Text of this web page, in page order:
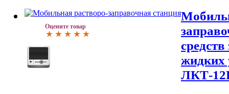
Оцените товар
жидких
ЛКТ-